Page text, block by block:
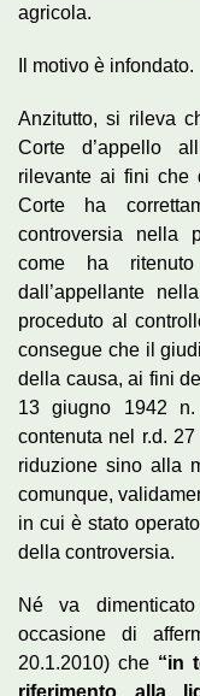
agricola.
Il motivo è infondato.
Anzitutto, si rileva
Corte d’appello
rilevante ai fini che
Corte ha
controversia nella
come ha ritenuto
dall’appellante
proceduto al
consegue che il
della causa, ai fini
13 giugno 1942
contenuta nel r.d.
riduzione sino alla
comunque,
in cui è stato
della controversia.
Né va
occasione di
20.1.2010) che “in
riferimento alla